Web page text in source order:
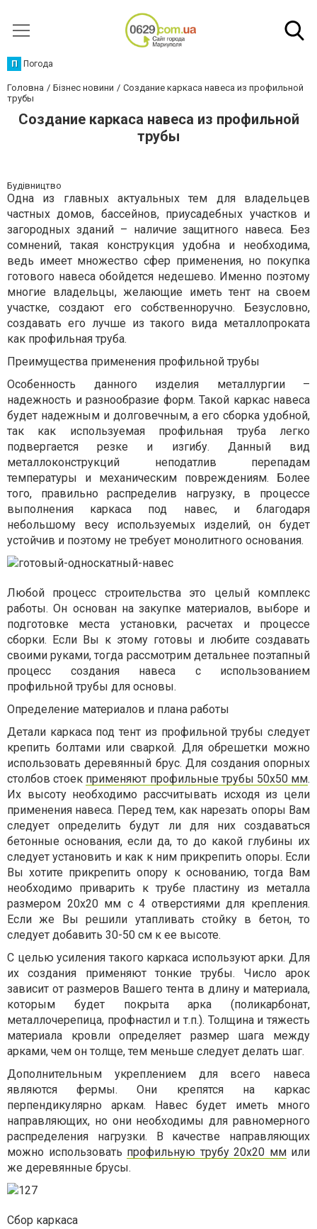
П Погода
Головна Бізнес новини
Создание каркаса навеса из профильной
трубы
Создание каркаса навеса из профильной
трубы
Будівництво
Одна из главных актуальных тем для владельцев
частных домов, бассейнов, приусадебных участков и
загородных зданий – наличие защитного навеса. Без
сомнений, такая конструкция удобна и необходима,
ведь имеет множество сфер применения, но покупка
готового навеса обойдется недешево. Именно поэтому
многие владельцы, желающие иметь тент на своем
участке, создают его собственноручно. Безусловно,
создавать его лучше из такого вида металлопроката
как профильная труба.
Преимущества применения профильной трубы
Особенность данного изделия металлургии –
надежность и разнообразие форм. Такой каркас навеса
будет надежным и долговечным, а его сборка удобной,
так как используемая профильная труба легко
подвергается резке и изгибу. Данный вид
металлоконструкций неподатлив перепадам
температуры и механическим повреждениям. Более
того, правильно распределив нагрузку, в процессе
выполнения каркаса под навес, и благодаря
небольшому весу используемых изделий, он будет
устойчив и поэтому не требует монолитного основания.
Любой процесс строительства это целый комплекс
работы. Он основан на закупке материалов, выборе и
подготовке места установки, расчетах и процессе
сборки. Если Вы к этому готовы и любите создавать
своими руками, тогда рассмотрим детальнее поэтапный
процесс создания навеса с использованием
профильной трубы для основы.
Определение материалов и плана работы
Детали каркаса под тент из профильной трубы следует
крепить болтами или сваркой. Для обрешетки можно
использовать деревянный брус. Для создания опорных
столбов стоек применяют профильные трубы 50х50 мм.
Их высоту необходимо рассчитывать исходя из цели
применения навеса. Перед тем, как нарезать опоры Вам
следует определить будут ли для них создаваться
бетонные основания, если да, то до какой глубины их
следует установить и как к ним прикрепить опоры. Если
Вы хотите прикрепить опору к основанию, тогда Вам
необходимо приварить к трубе пластину из металла
размером 20х20 мм с 4 отверстиями для крепления.
Если же Вы решили утапливать стойку в бетон, то
следует добавить 30-50 см к ее высоте.
С целью усиления такого каркаса используют арки. Для
их создания применяют тонкие трубы. Число арок
зависит от размеров Вашего тента в длину и материала,
которым будет покрыта арка (поликарбонат,
металлочерепица, профнастил и т.п.). Толщина и тяжесть
материала кровли определяет размер шага между
арками, чем он толще, тем меньше следует делать шаг.
Дополнительным укреплением для всего навеса
являются фермы. Они крепятся на каркас
перпендикулярно аркам. Навес будет иметь много
направляющих, но они необходимы для равномерного
распределения нагрузки. В качестве направляющих
можно использовать профильную трубу 20х20 ммили
же деревянные брусы.
Сбор каркаса